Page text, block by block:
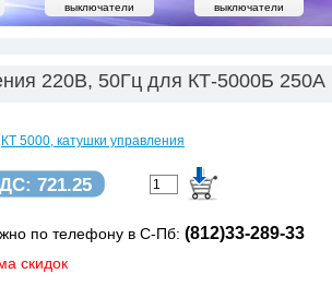
выключатели
выключатели
220В, 50Гц для КТ-5000Б 250А
КТ 5000, катушки управления
721.25
по телефону в С-Пб: (812)33-289-33
скидок